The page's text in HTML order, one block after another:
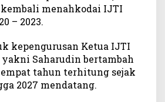
menahkodai IJTI
– 2023.
kepengurusan Ketua IJTI
Saharudin bertambah
tahun terhitung sejak
2027 mendatang.